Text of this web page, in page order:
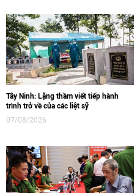
Tây Ninh: Lặng thầm viết tiếp hành
trình trở về của các liệt sỹ
07/08/2026